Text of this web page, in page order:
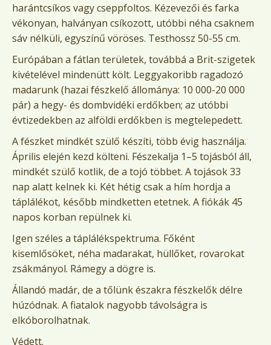
harántcsíkos vagy cseppfoltos. Kézevezői és farka
vékonyan, halványan csíkozott, utóbbi néha csaknem
sáv nélküli, egyszínű vöröses. Testhossz 50-55 cm.
Európában a fátlan területek, továbbá a Brit-szigetek
kivételével mindenütt költ. Leggyakoribb ragadozó
madarunk (hazai fészkelő állománya: 10 000-20 000
pár) a hegy- és dombvidéki erdőkben; az utóbbi
évtizedekben az alföldi erdőkben is megtelepedett.
A fészket mindkét szülő készíti, több évig használja.
Április elején kezd költeni. Fészekalja 1–5 tojásból áll,
mindkét szülő kotlik, de a tojó többet. A tojások 33
nap alatt kelnek ki. Két hétig csak a hím hordja a
táplálékot, később mindketten etetnek. A fiókák 45
napos korban repülnek ki.
Igen széles a táplálékspektruma. Főként
kisemlősöket, néha madarakat, hüllőket, rovarokat
zsákmányol. Rámegy a dögre is.
Állandó madár, de a tőlünk északra fészkelők délre
húzódnak. A fiatalok nagyobb távolságra is
elkóborolhatnak.
Védett.